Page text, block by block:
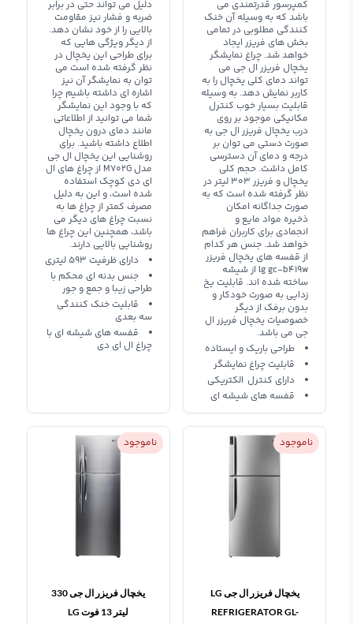
کمپرسور قدرتمندی می
باشد که به وسیله آن خنک
کنندگی مطلوبی در تمامی
بخش های فریزر ایجاد
خواهد شد. چراغ نمایشگر
یخچال فریزر ال جی می
تواند دمای کلی یخچال را به
کاربر نمایش دهد. به وسیله
قابلیت بسیار خوب کنترل
مکانیکی موجود بر روی
درب یخچال فریزر ال جی به
صورت دستی می توان بر
درجه و دمای آن دسترسی
کامل داشت. حجم کلی
یخچال و فریزر 303 لیتر در
نظر گرفته شده است که به
صورت جداگانه امکان
ذخیره مواد مایع و
انجمادی برای کاربران فراهم
خواهد شد. جنس هر کدام
از قفسه های یخچال فریزر
lg gc-b419w از شیشه
ساخته شده اند. قابلیت یخ
زدایی به صورت خودکار و
بدون برفک از دیگر
خصوصیات یخچال فریزر ال
جی می باشد.
طراحی باریک و ایستاده
قابلیت چراغ نمایشگر
دارای کنترل الکتریکی
قفسه های شیشه ای
دلیل می تواند حتی در برابر
ضربه و فشار نیز مقاومت
بالایی را از خود نشان دهد.
از دیگر ویژگی هایی که
برای طراحی این یخچال در
نظر گرفته شده است می
توان به نمایشگر آن نیز
اشاره ای داشته باشیم چرا
که با وجود این نمایشگر
شما می توانید از اطلاعاتی
مانند دمای درون یخچال
اطلاع داشته باشید. برای
روشنایی این یخچال ال جی
مدل M702G از چراغ های ال
ای دی کوچک استفاده
شده است، و این به دلیل
مصرف کمتر از چراغ ها به
نسبت چراغ های دیگر می
باشد، همچنین این چراغ ها
روشنایی بالایی دارند.
دارای ظرفیت 593 لیتری
جنس بدنه ای محکم با
طراحی زیبا و جمع و جور
قابلیت خنک کنندگی
سه بعدی
قفسه های شیشه ای با
چراغ ال ای دی
ناموجود
یخچال فریزر ال جی LG
REFRIGERATOR GL-
ناموجود
یخچال فریزر ال جی 330
لیتر 13 فوت LG